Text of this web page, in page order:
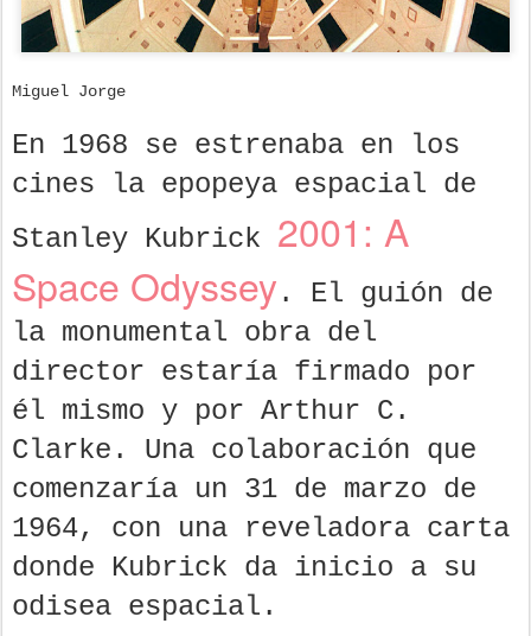
Miguel Jorge
En 1968 se estrenaba en los
cines la epopeya espacial de
Stanley Kubrick 2001: A
Space Odyssey . El guión de
la monumental obra del
director estaría firmado por
él mismo y por Arthur C.
Clarke. Una colaboración que
comenzaría un 31 de marzo de
1964, con una reveladora carta
donde Kubrick da inicio a su
odisea espacial.